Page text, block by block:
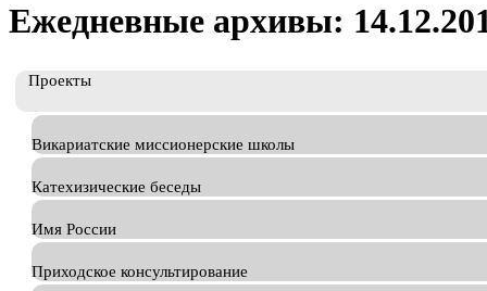
Ежедневные архивы:
Проекты
Викариатские миссионерские школы
Катехизические беседы
Имя России
Приходское консультирование